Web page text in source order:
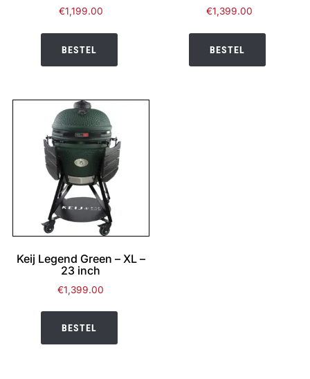
€1,199.00
BESTEL
€1,399.00
BESTEL
Keij Legend Green – XL –
23 inch
€1,399.00
BESTEL